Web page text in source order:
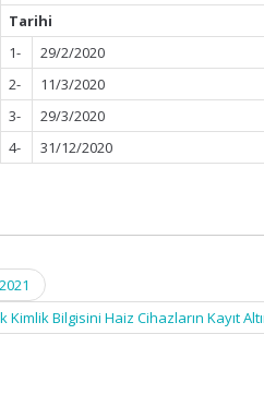
Tarihi
1-
29/2/2020
2-
11/3/2020
3-
29/3/2020
4-
31/12/2020
Kimlik Bilgisini Haiz Cihazların Kayıt